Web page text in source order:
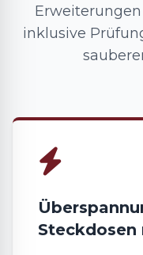
inklusive
Steckdosen